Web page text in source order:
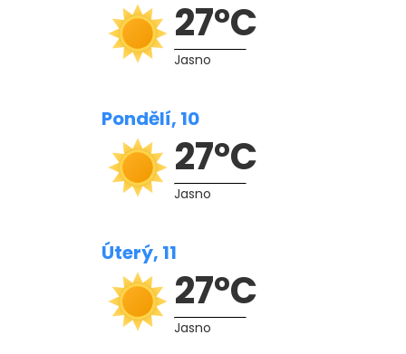
27°C
Jasno
Pondělí, 10
27°C
Jasno
Úterý, 11
27°C
Jasno